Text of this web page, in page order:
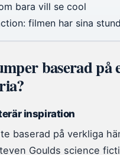
bara vill se cool
filmen har sina
baserad på
inspiration
baserad på verkliga
Goulds science